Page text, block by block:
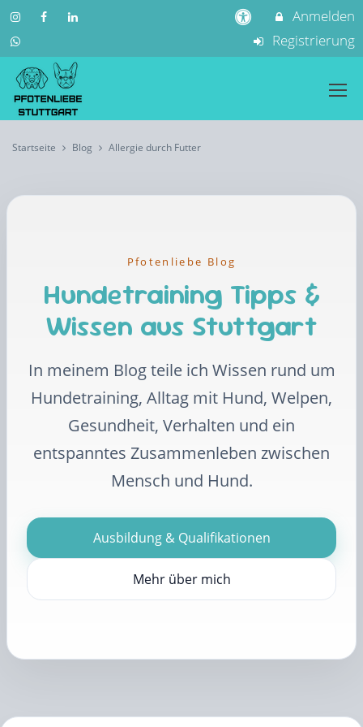
Anmelden
Registrierung
Startseite Blog Allergie durch Futter
Pfotenliebe Blog
Hundetraining Tipps &
Wissen aus Stuttgart
In meinem Blog teile ich Wissen rund um
Hundetraining, Alltag mit Hund, Welpen,
Gesundheit, Verhalten und ein
entspanntes Zusammenleben zwischen
Mensch und Hund.
Ausbildung & Qualifikationen
Mehr über mich